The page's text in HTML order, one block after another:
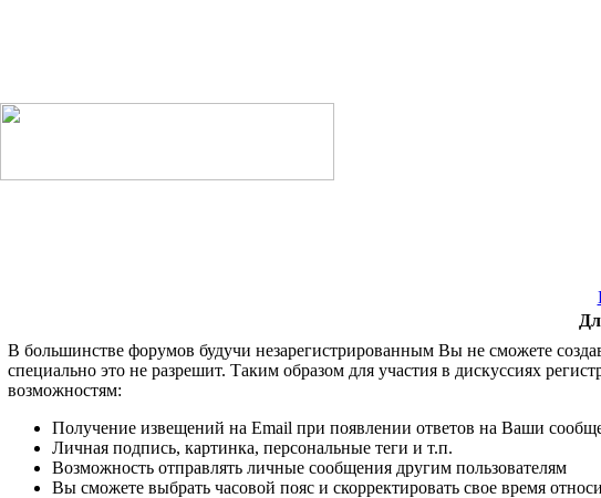
В большинстве форумов будучи незарегистрированным Вы не сможете
специально это не разрешит. Таким образом для участия в дискуссиях
возможностям:
Получение извещений на Email при появлении ответов на Ваши
Личная подпись, картинка, персональные теги и т.п.
Возможность отправлять личные сообщения другим пользователям
Вы сможете выбрать часовой пояс и скорректировать свое время